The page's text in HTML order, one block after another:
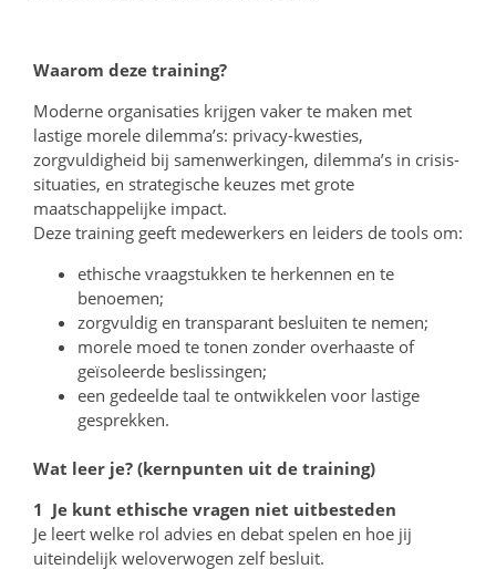
Waarom deze training?
Moderne organisaties krijgen vaker te maken met
lastige morele dilemma’s: privacy-kwesties,
zorgvuldigheid bij samenwerkingen, dilemma’s in crisis-
situaties, en strategische keuzes met grote
maatschappelijke impact.
Deze training geeft medewerkers en leiders de tools om:
ethische vraagstukken te herkennen en te
benoemen;
zorgvuldig en transparant besluiten te nemen;
morele moed te tonen zonder overhaaste of
geïsoleerde beslissingen;
een gedeelde taal te ontwikkelen voor lastige
gesprekken.
Wat leer je? (kernpunten uit de training)
1 Je kunt ethische vragen niet uitbesteden
Je leert welke rol advies en debat spelen en hoe jij
uiteindelijk weloverwogen zelf besluit.